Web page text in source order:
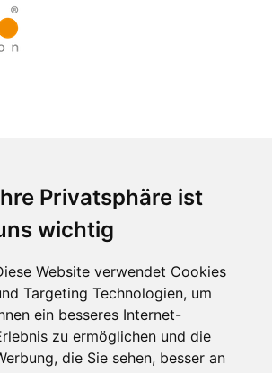
Privatsphäre ist
wichtig
Website verwendet Cookies
Targeting Technologien, um
ein besseres Internet-
zu ermöglichen und die
die Sie sehen, besser an